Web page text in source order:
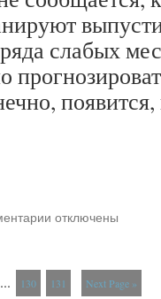
слабых
к
Galaxy
ACE
отключены
... 130 131 Next Page »